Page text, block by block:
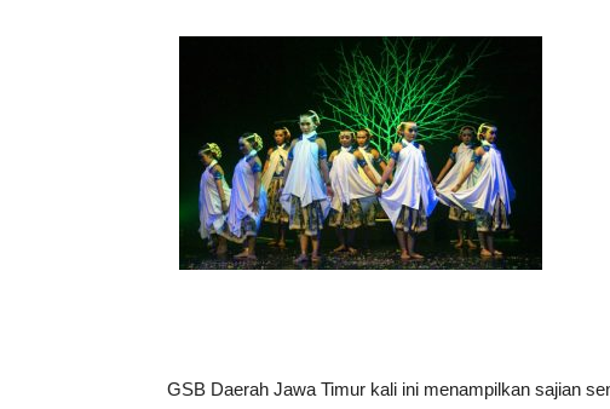
GSB Daerah Jawa Timur kali ini menampilkan sajian